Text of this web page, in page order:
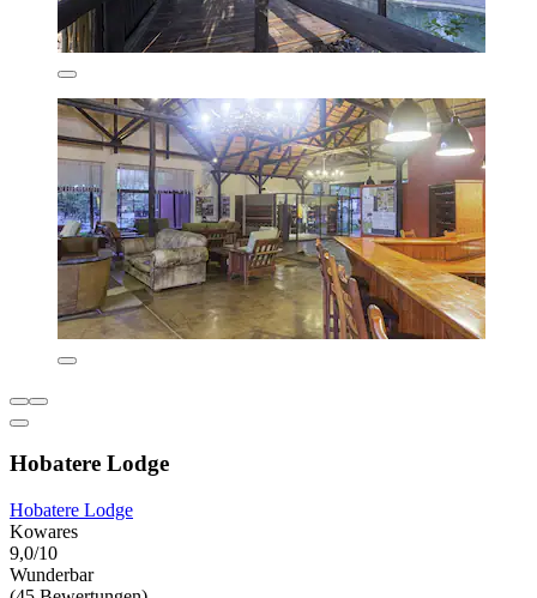
Hobatere Lodge
Hobatere Lodge
Kowares
9,0/10
Wunderbar